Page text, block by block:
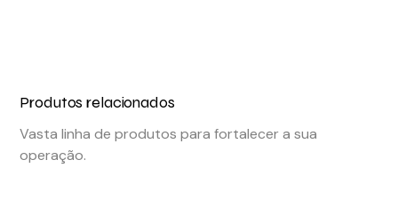
Produtos relacionados
Vasta linha de produtos para fortalecer a sua
operação.